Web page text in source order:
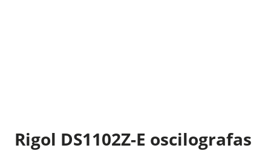
Rigol DS1102Z-E oscilografas